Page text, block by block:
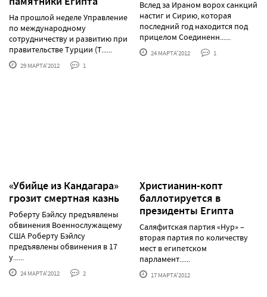
На прошлой неделе Управление
по международному
сотрудничеству и развитию при
правительстве Турции (T......
29 МАРТА'2012 1
Вслед за Ираном ворох санкций
настиг и Сирию, которая
последний год находится под
прицелом Соединенн......
24 МАРТА'2012 1
«Убийце из Кандагара»
грозит смертная казнь
Роберту Бэйлсу предъявлены
обвинения Военнослужащему
США Роберту Бэйлсу
предъявлены обвинения в 17
у......
24 МАРТА'2012 2
Христианин-копт
баллотируется в
президенты Египта
Саляфитская партия «Нур» –
вторая партия по количеству
мест в египетском
парламент......
17 МАРТА'2012